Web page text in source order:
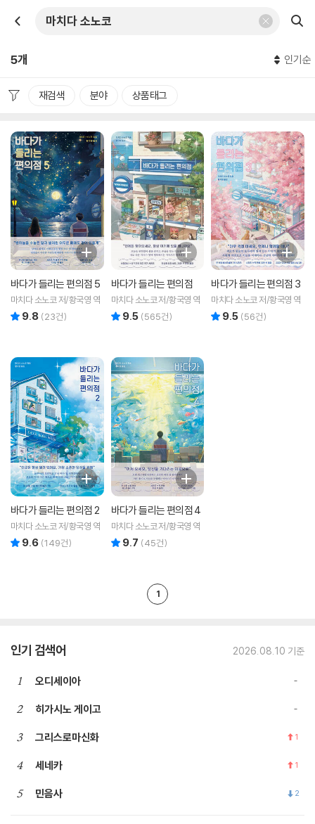
5개 인기순
재검색 분야 상품태그
바다가 들리는 편의점 5
마치다 소노코 저/황국영 역
9.8 (23건)
바다가 들리는 편의점
마치다 소노코 저/황국영 역
9.5 (565건)
바다가 들리는 편의점 3
마치다 소노코 저/황국영 역
9.5 (56건)
바다가 들리는 편의점 2
마치다 소노코 저/황국영 역
9.6 (149건)
바다가 들리는 편의점 4
마치다 소노코 저/황국영 역
9.7 (45건)
1
인기 검색어 2026.08.10 기준
1 오디세이아
2 히가시노 게이고
3 그리스로마신화 1
4 세네카 1
5 민음사 2